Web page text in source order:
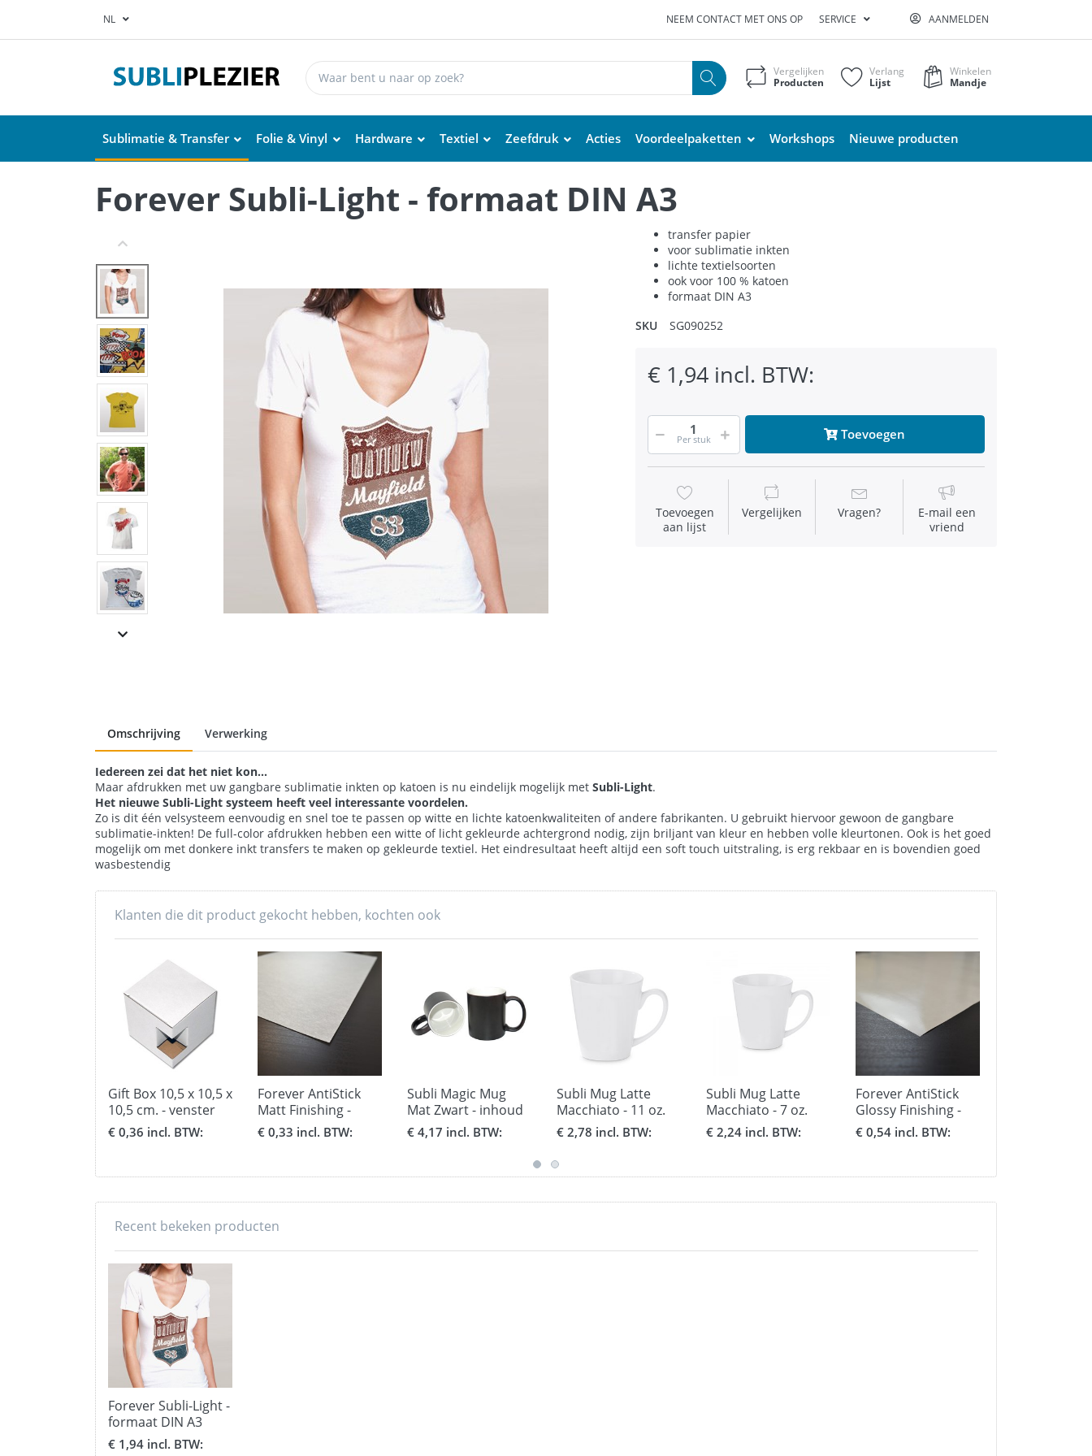
NL NEEM CONTACT MET ONS OP SERVICE AANMELDEN
Vergelijken
Producten
Verlang
Lijst
Winkelen
Mandje
Sublimatie & Transfer Folie & Vinyl Hardware Textiel Zeefdruk Acties Voordeelpaketten Workshops Nieuwe producten
Forever Subli-Light - formaat DIN A3
transfer papier
voor sublimatie inkten
lichte textielsoorten
ook voor 100 % katoen
formaat DIN A3
SKU
SG090252
€ 1,94 incl. BTW:
Per stuk Toevoegen
Toevoegen
aan lijst
Vergelijken Vragen?
E-mail een
vriend
Omschrijving Verwerking
Iedereen zei dat het niet kon...
Maar afdrukken met uw gangbare sublimatie inkten op katoen is nu eindelijk mogelijk met Subli-Light.
Het nieuwe Subli-Light systeem heeft veel interessante voordelen.
Zo is dit één velsysteem eenvoudig en snel toe te passen op witte en lichte katoenkwaliteiten of andere fabrikanten. U gebruikt hiervoor gewoon de gangbare
sublimatie-inkten! De full-color afdrukken hebben een witte of licht gekleurde achtergrond nodig, zijn briljant van kleur en hebben volle kleurtonen. Ook is het goed
mogelijk om met donkere inkt transfers te maken op gekleurde textiel. Het eindresultaat heeft altijd een soft touch uitstraling, is erg rekbaar en is bovendien goed
wasbestendig
Klanten die dit product gekocht hebben, kochten ook
Gift Box 10,5 x 10,5 x
10,5 cm. - venster
voor bekers
€ 0,36 incl. BTW:
Forever AntiStick
Matt Finishing -
formaat A3
€ 0,33 incl. BTW:
Subli Magic Mug
Mat Zwart - inhoud
330 ml.
€ 4,17 incl. BTW:
Subli Mug Latte
Macchiato - 11 oz.
330 ml. beker
€ 2,78 incl. BTW:
Subli Mug Latte
Macchiato - 7 oz.
210 ml. beker
€ 2,24 incl. BTW:
Forever AntiStick
Glossy Finishing -
formaat A3
€ 0,54 incl. BTW:
Recent bekeken producten
Forever Subli-Light -
formaat DIN A3
€ 1,94 incl. BTW: